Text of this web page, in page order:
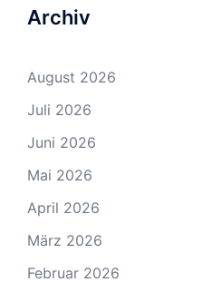
Archiv
August 2026
Juli 2026
Juni 2026
Mai 2026
April 2026
März 2026
Februar 2026